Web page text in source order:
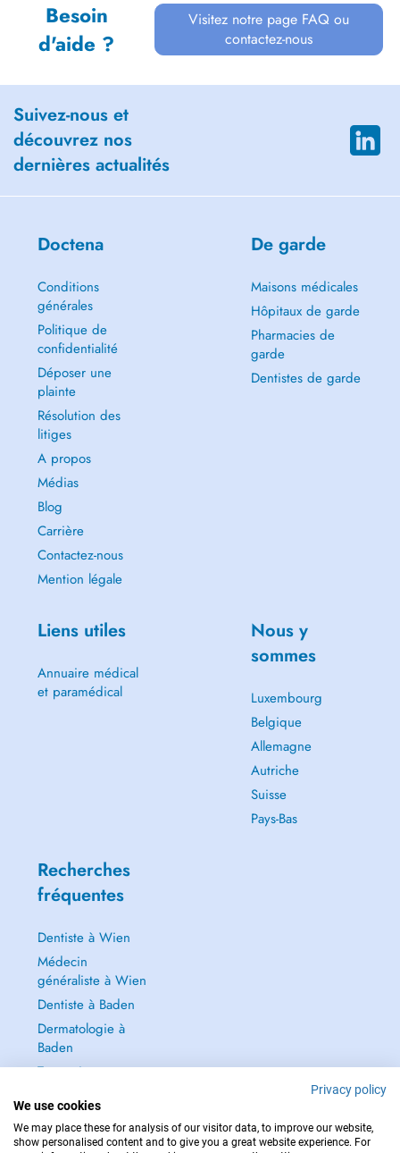
Besoin
d'aide ?
Visitez notre page FAQ ou
contactez-nous
Suivez-nous et
découvrez nos
dernières actualités
Doctena
Conditions
générales
Politique de
confidentialité
Déposer une
plainte
Résolution des
litiges
A propos
Médias
Blog
Carrière
Contactez-nous
Mention légale
De garde
Maisons médicales
Hôpitaux de garde
Pharmacies de
garde
Dentistes de garde
Liens utiles
Annuaire médical
et paramédical
Nous y
sommes
Luxembourg
Belgique
Allemagne
Autriche
Suisse
Pays-Bas
Recherches
fréquentes
Dentiste à Wien
Médecin
généraliste à Wien
Dentiste à Baden
Dermatologie à
Baden
Tout voir →
Privacy policy
We use cookies
We may place these for analysis of our visitor data, to improve our website,
show personalised content and to give you a great website experience. For